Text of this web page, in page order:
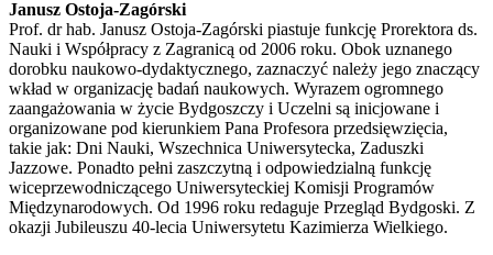
Janusz Ostoja-Zagórski
Prof. dr hab. Janusz Ostoja-Zagórski piastuje funkcję Prorektora ds.
Nauki i Współpracy z Zagranicą od 2006 roku. Obok uznanego
dorobku naukowo-dydaktycznego, zaznaczyć należy jego znaczący
wkład w organizację badań naukowych. Wyrazem ogromnego
zaangażowania w życie Bydgoszczy i Uczelni są inicjowane i
organizowane pod kierunkiem Pana Profesora przedsięwzięcia,
takie jak: Dni Nauki, Wszechnica Uniwersytecka, Zaduszki
Jazzowe. Ponadto pełni zaszczytną i odpowiedzialną funkcję
wiceprzewodniczącego Uniwersyteckiej Komisji Programów
Międzynarodowych. Od 1996 roku redaguje Przegląd Bydgoski. Z
okazji Jubileuszu 40-lecia Uniwersytetu Kazimierza Wielkiego.